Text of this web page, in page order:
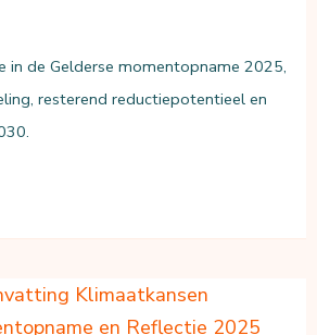
in de Gelderse momentopname 2025,
resterend reductiepotentieel en